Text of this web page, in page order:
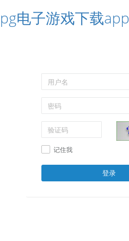
pg电子游戏下载app
记住我
登录